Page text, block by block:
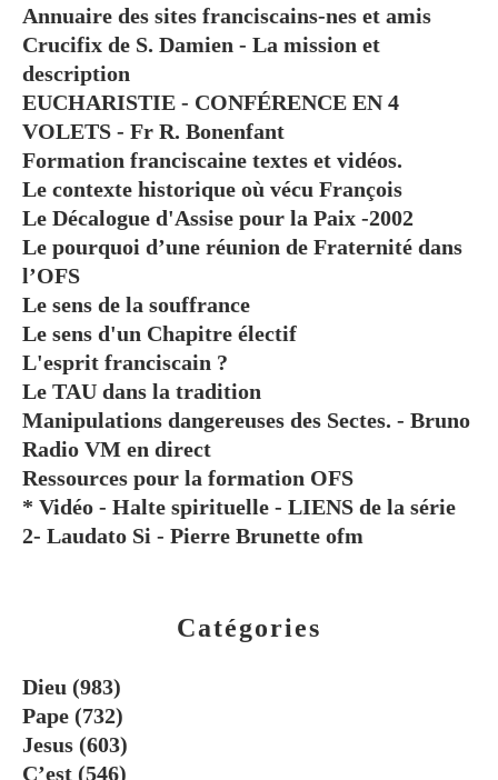
Catégories
Dieu (983)
Pape (732)
Jesus (603)
C’est (546)
Annuaire des sites franciscains-nes et amis
Crucifix de S. Damien - La mission et
description
EUCHARISTIE - CONFÉRENCE EN 4
VOLETS - Fr R. Bonenfant
Formation franciscaine textes et vidéos.
Le contexte historique où vécu François
Le Décalogue d'Assise pour la Paix -2002
Le pourquoi d’une réunion de Fraternité dans
l’OFS
Le sens de la souffrance
Le sens d'un Chapitre électif
L'esprit franciscain ?
Le TAU dans la tradition
Manipulations dangereuses des Sectes. - Bruno
Radio VM en direct
Ressources pour la formation OFS
* Vidéo - Halte spirituelle - LIENS de la série
2- Laudato Si - Pierre Brunette ofm